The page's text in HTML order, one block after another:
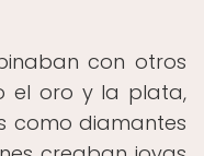
con otros
el oro y la plata,
como diamantes